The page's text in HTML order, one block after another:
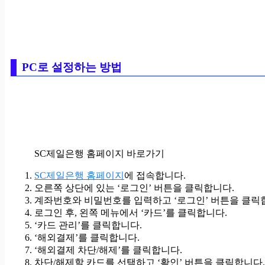
PC로 설정하는 방법
SC제일은행 홈페이지 바로가기
SC제일은행 홈페이지 에 접속합니다.
오른쪽 상단에 있는 ‘로그인’ 버튼을 클릭합니다.
계좌번호와 비밀번호를 입력하고 ‘로그인’ 버튼을 클릭
로그인 후, 왼쪽 메뉴에서 ‘카드’를 클릭합니다.
‘카드 관리’를 클릭합니다.
‘해외결제’를 클릭합니다.
‘해외결제 차단/해제’를 클릭합니다.
차단/해제할 카드를 선택하고 ‘확인’ 버튼을 클릭합니다.